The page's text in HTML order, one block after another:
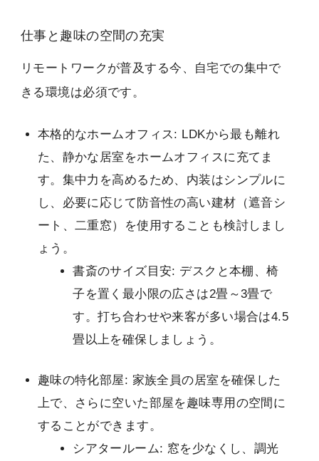
仕事と趣味の空間の充実
リモートワークが普及する今、自宅での集中で
きる環境は必須です。
本格的なホームオフィス: LDKから最も離れ
た、静かな居室をホームオフィスに充てま
す。集中力を高めるため、内装はシンプルに
し、必要に応じて防音性の高い建材（遮音シ
ート、二重窓）を使用することも検討しまし
ょう。
書斎のサイズ目安: デスクと本棚、椅
子を置く最小限の広さは2畳～3畳で
す。打ち合わせや来客が多い場合は4.5
畳以上を確保しましょう。
趣味の特化部屋: 家族全員の居室を確保した
上で、さらに空いた部屋を趣味専用の空間に
することができます。
シアタールーム: 窓を少なくし、調光